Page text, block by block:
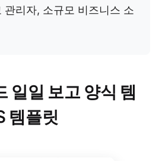
관리자, 소규모 비즈니스 소
일일 보고 양식 템
템플릿